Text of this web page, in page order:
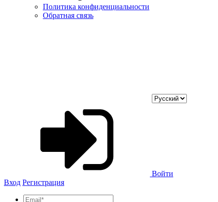
Политика конфиденциальности
Обратная связь
Войти
Вход Регистрация